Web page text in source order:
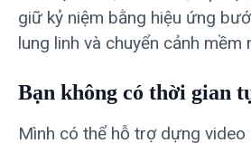
giữ kỷ niệm bằng hiệu ứng
lung linh và chuyển cảnh mềm
Bạn không có thời gian
Mình có thể hỗ trợ dựng